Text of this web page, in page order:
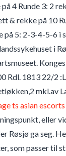
4 Runde 3: 2
& rekke på 10
på 5: 2-3-4-5-6 i
i
Rdl. 1813 22/2
mkl.av
ts asian escorts
eller
Røsjø ga seg.
som passer til